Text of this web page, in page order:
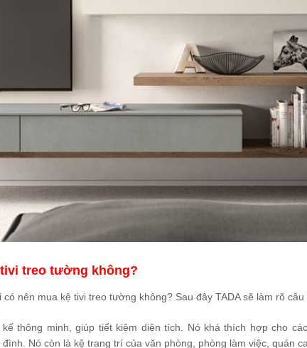
treo tường không?
nên mua kệ tivi treo tường không? Sau đây TADA sẽ làm rõ
thông minh, giúp tiết kiệm diện tích. Nó khá thích hợp cho
Nó còn là kệ trang trí của văn phòng, phòng làm việc, quán